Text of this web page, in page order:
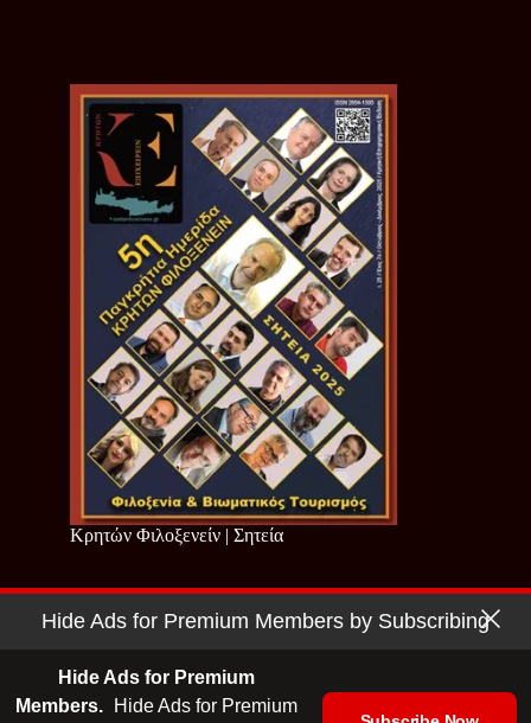
Κρητών Φιλοξενείν | Σητεία
Copyright © 2026 - Cretan Business | Κρητών Επιχειρείν
Hide Ads for Premium Members by Subscribing
Hide Ads for Premium
Members.
Hide Ads for Premium